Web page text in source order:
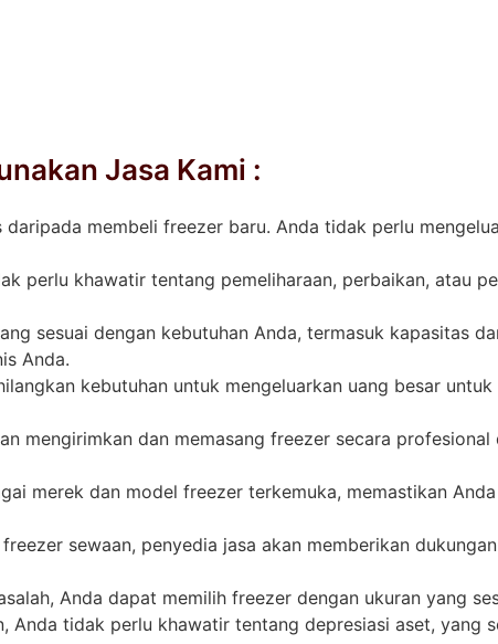
Jasa Kami :
membeli freezer baru. Anda tidak perlu
perlu khawatir tentang pemeliharaan, perbaikan, atau
sesuai dengan kebutuhan Anda, termasuk kapasitas
Anda.
kebutuhan untuk mengeluarkan uang besar
mengirimkan dan memasang freezer secara profesional
merek dan model freezer terkemuka, memastikan
sewaan, penyedia jasa akan memberikan
Anda dapat memilih freezer dengan ukuran yang
Anda tidak perlu khawatir tentang depresiasi aset, yang